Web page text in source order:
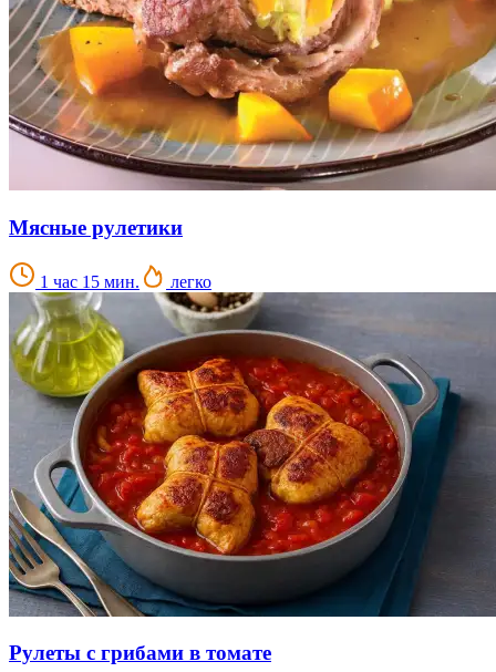
Мясные рулетики
1 час 15 мин. легко
Рулеты с грибами в томате